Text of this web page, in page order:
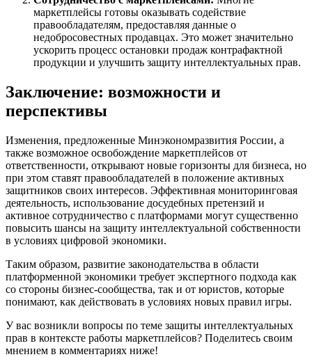
маркетплейсы готовы оказывать содействие
правообладателям, предоставляя данные о
недобросовестных продавцах. Это может значительно
ускорить процесс остановки продаж контрафактной
продукции и улучшить защиту интеллектуальных прав.
Заключение: возможности и
перспективы
Изменения, предложенные Минэкономразвития России, а
также возможное освобождение маркетплейсов от
ответственности, открывают новые горизонты для бизнеса, но
при этом ставят правообладателей в положение активных
защитников своих интересов. Эффективная мониторинговая
деятельность, использование досудебных претензий и
активное сотрудничество с платформами могут существенно
повысить шансы на защиту интеллектуальной собственности
в условиях цифровой экономики.
Таким образом, развитие законодательства в области
платформенной экономики требует экспертного подхода как
со стороны бизнес-сообщества, так и от юристов, которые
понимают, как действовать в условиях новых правил игры.
У вас возникли вопросы по теме защиты интеллектуальных
прав в контексте работы маркетплейсов? Поделитесь своим
мнением в комментариях ниже!